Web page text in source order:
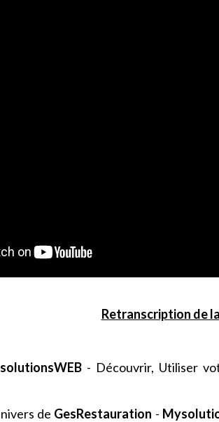
Retranscription de
- Découvrir, Utiliser
de GesRestauration -